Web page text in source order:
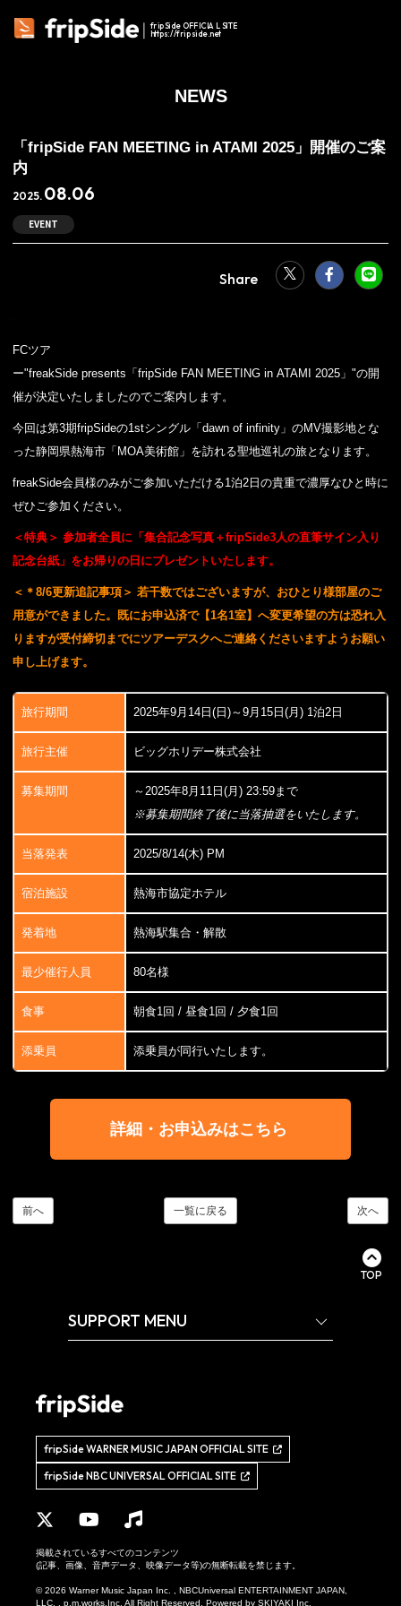
fripSide OFFICIAL SITE
https://fripside.net
NEWS
「fripSide FAN MEETING in ATAMI 2025」開催のご案
内
2025. 08.06
EVENT
FCツア
ー"freakSide presents「fripSide FAN MEETING in ATAMI 2025」"の開
催が決定いたしましたのでご案内します。
今回は第3期fripSideの1stシングル「dawn of infinity」のMV撮影地とな
った静岡県熱海市「MOA美術館」を訪れる聖地巡礼の旅となります。
freakSide会員様のみがご参加いただける1泊2日の貴重で濃厚なひと時に
ぜひご参加ください。
＜特典＞ 参加者全員に「集合記念写真＋fripSide3人の直筆サイン入り
記念台紙」をお帰りの日にプレゼントいたします。
＜＊8/6更新追記事項＞ 若干数ではございますが、おひとり様部屋のご
用意ができました。既にお申込済で【1名1室】へ変更希望の方は恐れ入
りますが受付締切までにツアーデスクへご連絡くださいますようお願い
申し上げます。
旅行期間 2025年9月14日(日)～9月15日(月) 1泊2日
旅行主催 ビッグホリデー株式会社
募集期間
～2025年8月11日(月) 23:59まで
※募集期間終了後に当落抽選をいたします。
当落発表 2025/8/14(木) PM
宿泊施設 熱海市協定ホテル
発着地 熱海駅集合・解散
最少催行人員 80名様
食事 朝食1回 / 昼食1回 / 夕食1回
添乗員 添乗員が同行いたします。
詳細・お申込みはこちら
前へ 一覧に戻る 次へ
TOP
SUPPORT MENU
fripSide WARNER MUSIC JAPAN OFFICIAL SITE
fripSide NBC UNIVERSAL OFFICIAL SITE
掲載されているすべてのコンテンツ
(記事、画像、音声データ、映像データ等)の無断転載を禁じます。
© 2026 Warner Music Japan Inc. , NBCUniversal ENTERTAINMENT JAPAN,
LLC. , p.m.works,Inc. All Right Reserved. Powered by SKIYAKI Inc.